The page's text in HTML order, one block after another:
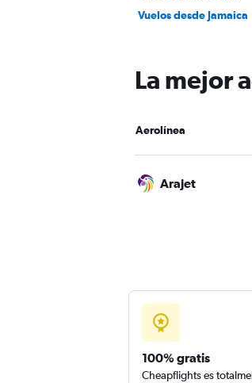
Vuelos desde Jamaica
La mejor
Aerolínea
Arajet
100% gratis
Cheapflights es